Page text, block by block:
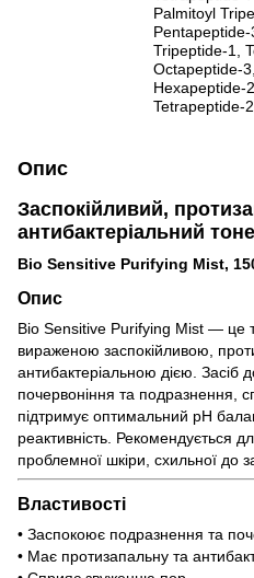
Palmitoyl
Tripeptide-1,
Octapeptide-
Hexapeptide-
Tetrapeptide-
Опис
Заспокійливий,
антибактеріальний
Bio Sensitive Purifying Mist,
Опис
Bio Sensitive Purifying Mist — це
вираженою заспокійливою,
антибактеріальною дією. Засіб
почервоніння та подразнення,
підтримує оптимальний pH
реактивність. Рекомендується
проблемної шкіри, схильної до
Властивості
• Заспокоює подразнення та
• Має протизапальну та